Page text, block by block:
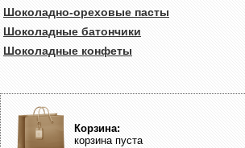
Шоколадно-ореховые пасты
Шоколадные батончики
Шоколадные конфеты
Корзина:
корзина пуста